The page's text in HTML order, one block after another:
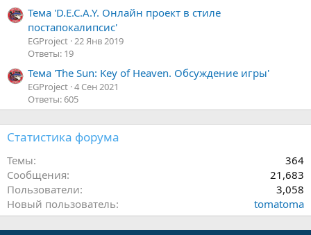
o
t
Тема 'D.E.C.A.Y. Онлайн проект в стиле
постапокалипсис'
EGProject 22 Янв 2019
Ответы: 19
Тема 'The Sun: Key of Heaven. Обсуждение игры'
EGProject 4 Сен 2021
Ответы: 605
Статистика форума
Темы
364
Сообщения
21,683
Пользователи
3,058
Новый пользователь
tomatoma